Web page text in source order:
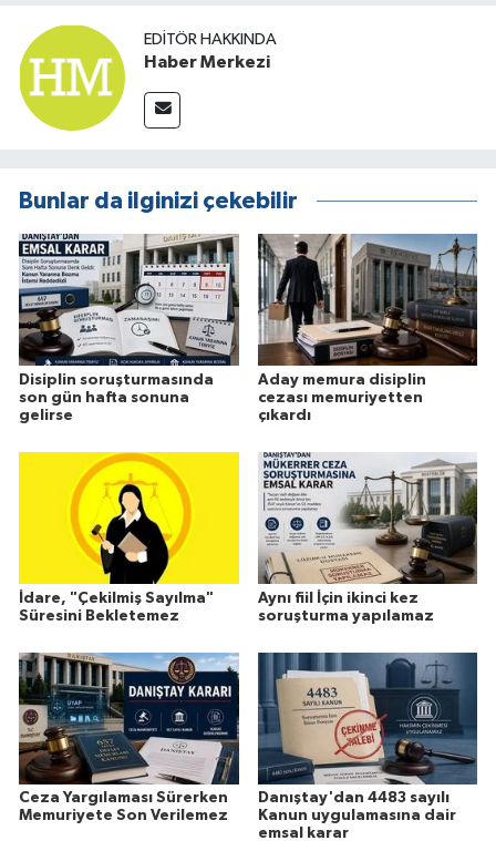
EDITÖR HAKKINDA
Haber Merkezi
Bunlar da ilginizi çekebilir
Disiplin soruşturmasında
son gün hafta sonuna
gelirse
Aday memura disiplin
cezası memuriyetten
çıkardı
İdare, "Çekilmiş Sayılma"
Süresini Bekletemez
Aynı fiil İçin ikinci kez
soruşturma yapılamaz
Ceza Yargılaması Sürerken
Memuriyete Son Verilemez
Danıştay'dan 4483 sayılı
Kanun uygulamasına dair
emsal karar